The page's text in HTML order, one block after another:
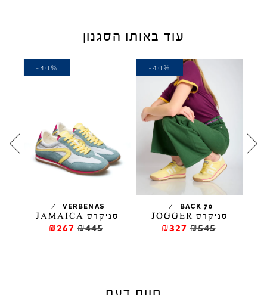
עוד באותו הסגנון
BACK 70
/
סניקרס JOGGER
₪545
₪327
-40%
VERBENAS
/
סניקרס JAMAICA
₪445
₪267
-40%